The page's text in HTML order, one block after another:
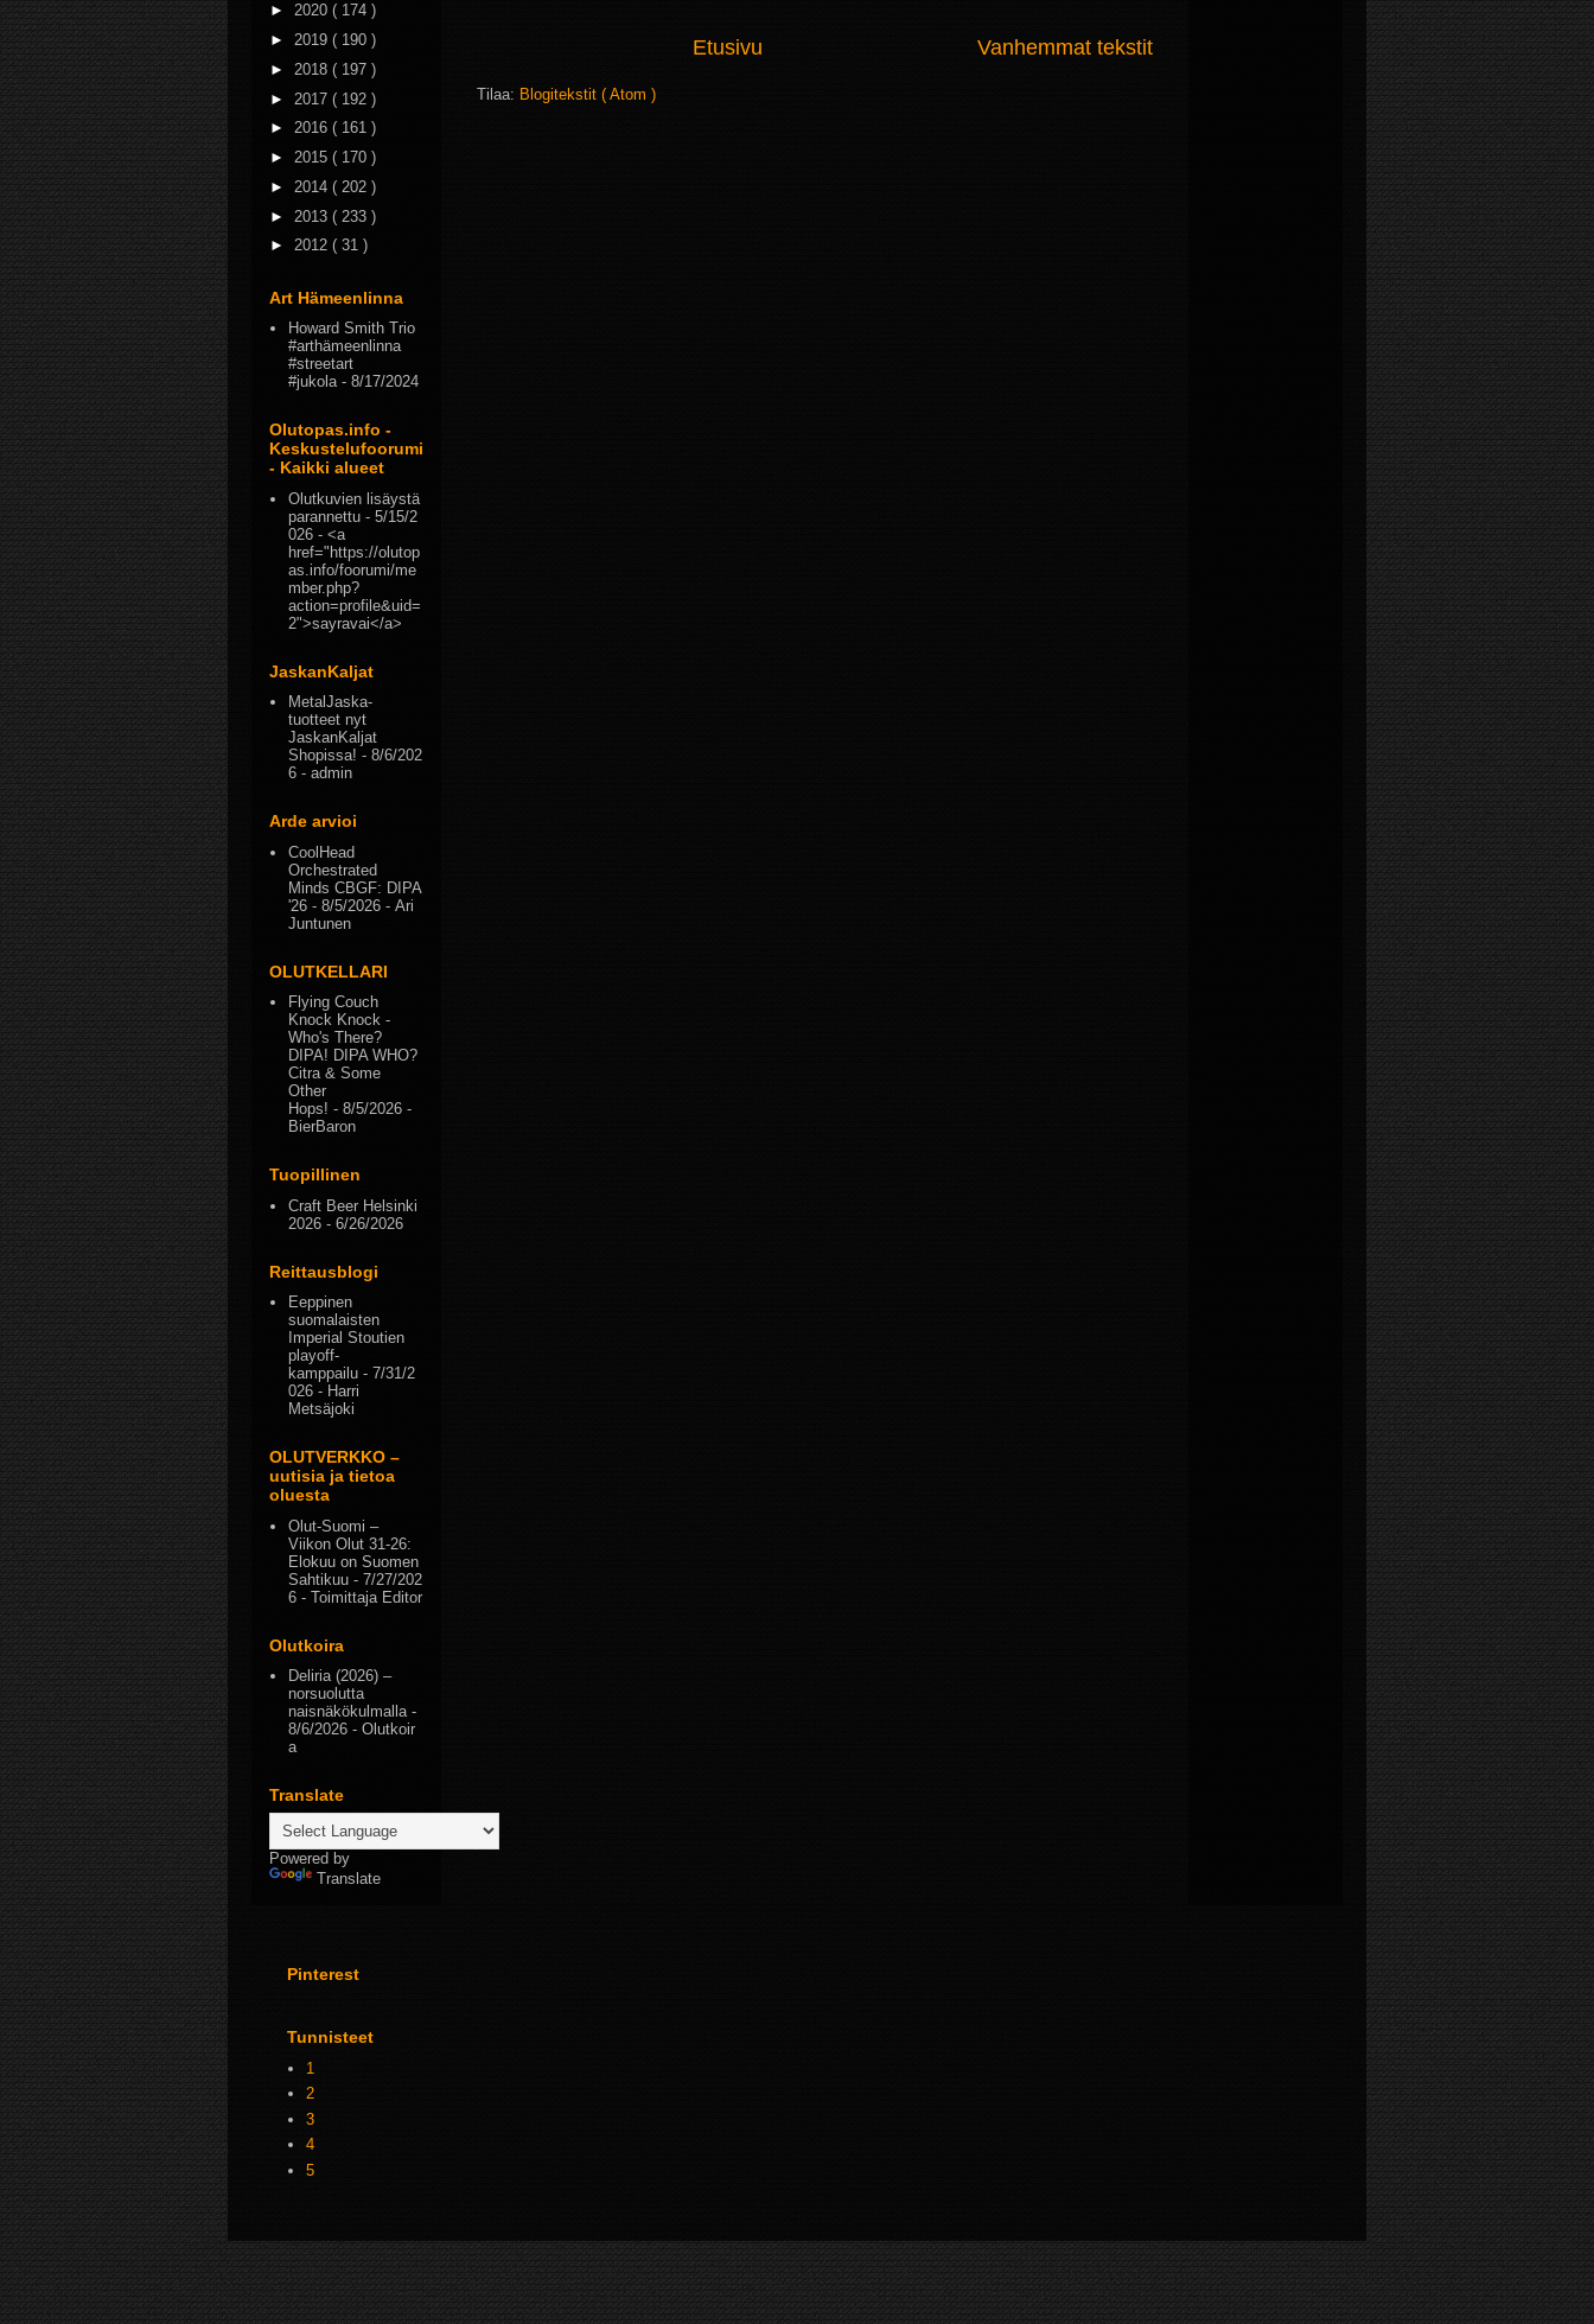
Vanhemmat tekstit
Etusivu
Tilaa: Blogitekstit ( Atom )
► 2020 ( 174 )
► 2019 ( 190 )
► 2018 ( 197 )
► 2017 ( 192 )
► 2016 ( 161 )
► 2015 ( 170 )
► 2014 ( 202 )
► 2013 ( 233 )
► 2012 ( 31 )
Art Hämeenlinna
Howard Smith Trio
#arthämeenlinna
#streetart
#jukola- 8/17/2024
Olutopas.info -
Keskustelufoorumi
- Kaikki alueet
Olutkuvien lisäystä
parannettu - 5/15/2
026 - <a
href="https://olutop
as.info/foorumi/me
mber.php?
action=profile&uid=
2">sayravai</a>
JaskanKaljat
MetalJaska-
tuotteet nyt
JaskanKaljat
Shopissa! - 8/6/202
6 - admin
Arde arvioi
CoolHead
Orchestrated
Minds CBGF: DIPA
'26 - 8/5/2026 - Ari
Juntunen
OLUTKELLARI
Flying Couch
Knock Knock -
Who's There?
DIPA! DIPA WHO?
Citra & Some
Other
Hops! - 8/5/2026 -
BierBaron
Tuopillinen
Craft Beer Helsinki
2026 - 6/26/2026
Reittausblogi
Eeppinen
suomalaisten
Imperial Stoutien
playoff-
kamppailu - 7/31/2
026 - Harri
Metsäjoki
OLUTVERKKO –
uutisia ja tietoa
oluesta
Olut-Suomi –
Viikon Olut 31-26:
Elokuu on Suomen
Sahtikuu - 7/27/202
6 - Toimittaja Editor
Olutkoira
Deliria (2026) –
norsuolutta
naisnäkökulmalla-
8/6/2026 - Olutkoir
a
Translate
Powered by
Translate
Pinterest
Tunnisteet
1
2
3
4
5